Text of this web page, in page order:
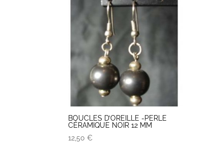
BOUCLES D’OREILLE -PERLE
CÉRAMIQUE NOIR 12 MM
12,50€